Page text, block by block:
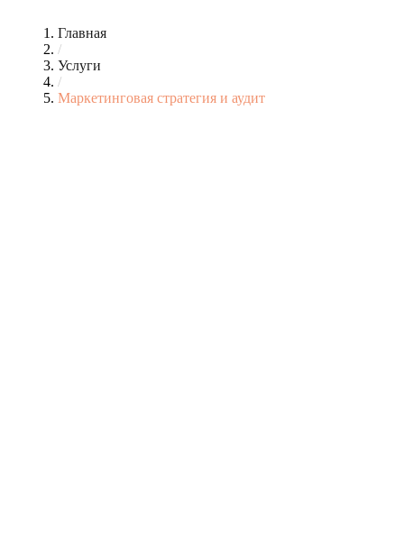
Главная
/
Услуги
/
Маркетинговая стратегия и аудит